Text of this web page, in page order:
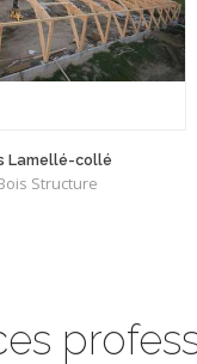
Lamellé-collé
Structure